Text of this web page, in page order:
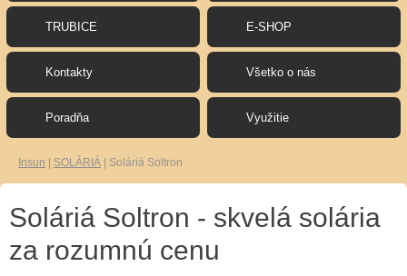
TRUBICE E-SHOP
Kontakty Všetko o nás
Poradňa Využitie
Insun | SOLÁRIÁ | Soláriá Soltron
Soláriá Soltron - skvelá solária
za rozumnú cenu